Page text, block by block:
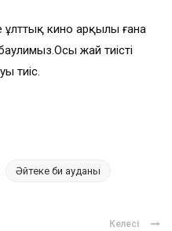
ұлттық кино арқылы ғана
жай тиісті
тиіс.
Әйтеке би ауданы
Келесі